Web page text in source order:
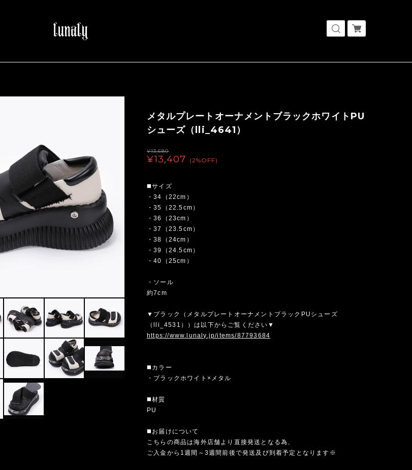
メタルプレートオーナメントブラックホワイトPU
シューズ（lli_4641）
¥13,680
¥13,407 (2%OFF)
◼️サイズ
・34（22cm）
・35（22.5cm）
・36（23cm）
・37（23.5cm）
・38（24cm）
・39（24.5cm）
・40（25cm）
・ソール
約7cm
▼ブラック（メタルプレートオーナメントブラックPUシューズ
（lli_4531））は以下からご覧ください▼
https://www.lunaly.jp/items/87793684
◼️カラー
・ブラックホワイト×メタル
◼️材質
PU
◼️お届けについて
こちらの商品は海外店舗より直接発送となる為、
ご入金から1週間～3週間前後で発送及び到着予定となります※